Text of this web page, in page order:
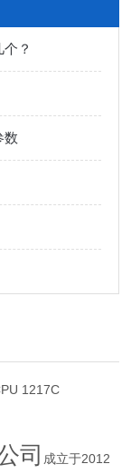
？
数
1217C
司 成立于2012